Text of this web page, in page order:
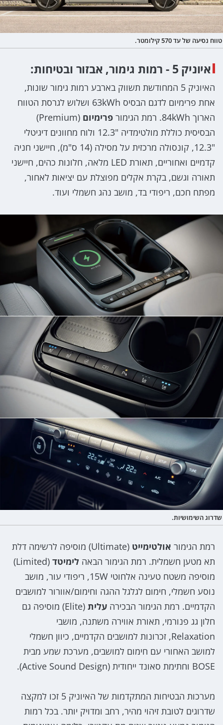
טווח נסיעה של עד 570 קילומטר.
איוניק 5 - רמות גימור, אבזור ובטיחות:
האיוניק 5 המחודשת תשווק בארבע רמות גימור שונות,
אחת פרימיום לדגם הבסיס 63kWh ושלוש לגרסת הטווח
הארוך 84kWh. רמת הגימור
פרימיום
(Premium)
הבסיסית כוללת מולטימדיה "12.3 ולוח מחוונים דיגיטלי
"12.3, קונסולה מרכזית על מסילה (14 ס"מ), חיישני חניה
קדמיים ואחוריים, תאורת LED מלאה, חלונות כהים, חיישני
תאורה וגשם, בקרת אקלים מפוצלת עם יציאות לאחור,
מפתח חכם, ריפודי בד, מושב נהג חשמלי ועוד.
שדרוג השימושיות.
רמת הגימור אולטימייט
(Ultimate) מוסיפה לרשימה דלת
תא מטען חשמלית. רמת הגימור הבאה לימיטד
(Limited)
מוסיפה משטח טעינה אלחוטי 15W, ריפודי עור, מושב
נוסע חשמלי, חימום לגלגל ההגה וחימום/אוורור למושבים
הקדמיים. רמת הגימור הבכירה עלית
(Elite) מוסיפה גם
חלון גג פנורמי, תאורת אווירה משתנה, מושבי
Relaxation, זכרונות למושבים הקדמיים, כיוון חשמלי
למושב האחורי עם חימום למושבים, מערכת שמע מבית
BOSE וחתימת סאונד ייחודית (Active Sound Design).
מערכות הבטיחות המתקדמות של האיוניק 5 זכו למקצה
שדרוגים לטובת זיהוי מהיר, רחב ומדויק יותר. בכל רמות